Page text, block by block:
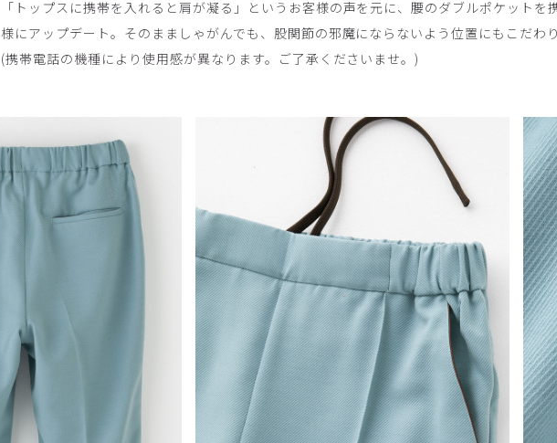
「トップスに携帯を入れると肩が凝る」というお客様の声を元に、腰のダブルポケットを
様にアップデート。そのまましゃがんでも、股関節の邪魔にならないよう位置にもこだわり
(携帯電話の機種により使用感が異なります。ご了承くださいませ。)